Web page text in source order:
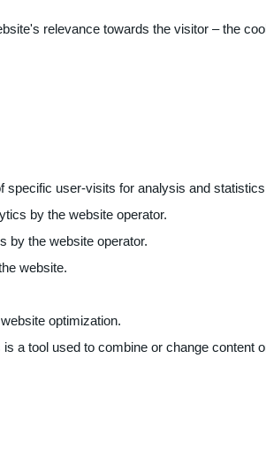
relevance towards the visitor – the
specific user-visits for analysis and
by the website operator.
by the website operator.
website.
optimization.
a tool used to combine or change